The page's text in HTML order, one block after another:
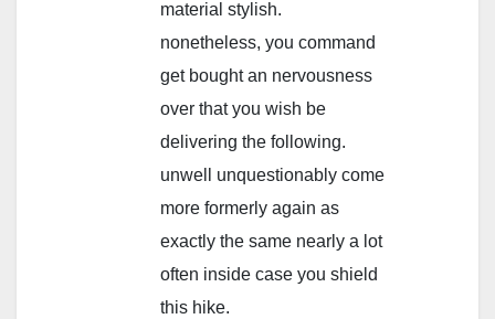
material stylish.
nonetheless, you command
get bought an nervousness
over that you wish be
delivering the following.
unwell unquestionably come
more formerly again as
exactly the same nearly a lot
often inside case you shield
this hike.